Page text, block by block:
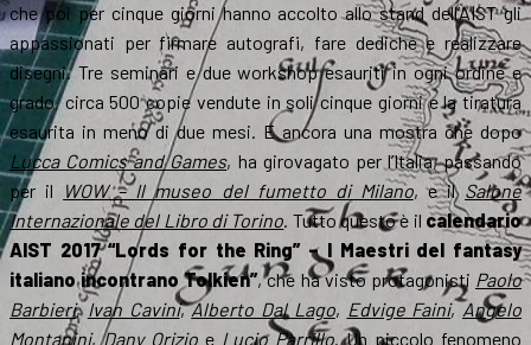
che poi per cinque giorni hanno accolto allo stand dell’AIST gli
appassionati per firmare autografi, fare dediche e realizzare
disegni. Tre seminari e due workshop esauriti in ogni ordine e
grado, circa 500 copie vendute in soli cinque giorni e la tiratura
esaurita in meno di due mesi. E ancora una mostra che dopo
Lucca Comics and Games, ha girovagato per l’Italia, passando
per il
WOW – Il museo del fumetto di Milano, e il Salone
Internazionale del Libro di Torino. Tutto questo è il calendario
AIST 2017 “Lords for the Ring” – I Maestri del fantasy
italiano incontrano Tolkien”, che ha visto protagonisti Paolo
Barbieri,Ivan Cavini,Alberto Dal Lago, Edvige Faini,Angelo
Montanini,Dany Orizio e Lucio Parrillo. Un piccolo fenomeno